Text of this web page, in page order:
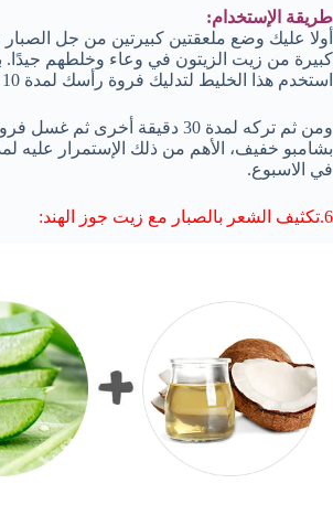
طريقة الإستخدام:
كبيرة من زيت الزيتون في وعاء وخلطهم جيدًا.
استخدم هذا الخليط لتدليك فروة رأسك لمدة 10 دقائق،
ومن ثم تركه لمدة 30 دقيقة أخرى ثم
بشامبو خفيف، الأهم من ذلك الإستمرار عليه
في الاسبوع.
6. تكثيف الشعر بالصبار مع زيت جوز الهند: